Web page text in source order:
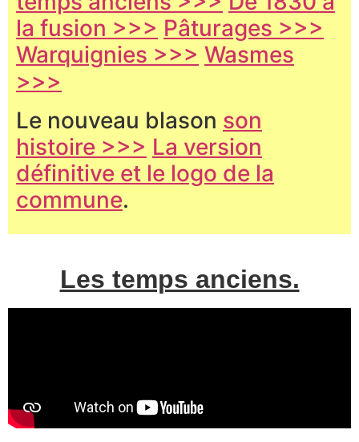
la fusion >>> Pâturages >>>
Warquignies >>> Wasmes
>>>
Le nouveau blason son
histoire >>> La version
définitive et le logo de la
commune.
Les temps anciens.